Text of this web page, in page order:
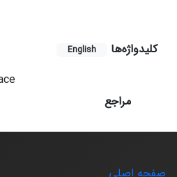
کلیدواژه‌ها English
مراجع
صفحه اصلی